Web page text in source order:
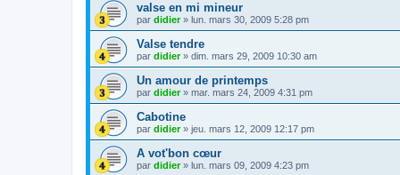
valse en mi mineur
par didier» lun. mars 30, 2009 5:28 pm
Valse tendre
par didier» dim. mars 29, 2009 10:30 am
Un amour de printemps
par didier» mar. mars 24, 2009 4:31 pm
Cabotine
par didier» jeu. mars 12, 2009 12:17 pm
A vot'bon cœur
par didier» lun. mars 09, 2009 4:23 pm